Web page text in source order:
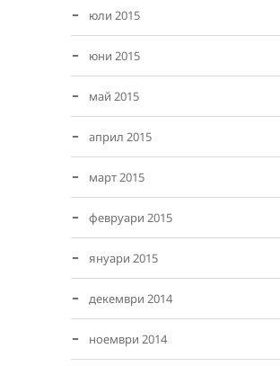
юли 2015
юни 2015
май 2015
април 2015
март 2015
февруари 2015
януари 2015
декември 2014
ноември 2014